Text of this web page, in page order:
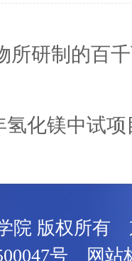
所研制的百
氢化镁中试
院 版权所有
号 网站